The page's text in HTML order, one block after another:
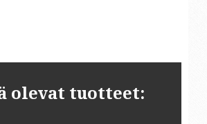
olevat tuotteet: